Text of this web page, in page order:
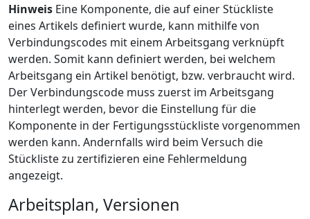
Hinweis Eine Komponente, die auf einer Stückliste
eines Artikels definiert wurde, kann mithilfe von
Verbindungscodes mit einem Arbeitsgang verknüpft
werden. Somit kann definiert werden, bei welchem
Arbeitsgang ein Artikel benötigt, bzw. verbraucht wird.
Der Verbindungscode muss zuerst im Arbeitsgang
hinterlegt werden, bevor die Einstellung für die
Komponente in der Fertigungsstückliste vorgenommen
werden kann. Andernfalls wird beim Versuch die
Stückliste zu zertifizieren eine Fehlermeldung
angezeigt.
Arbeitsplan, Versionen